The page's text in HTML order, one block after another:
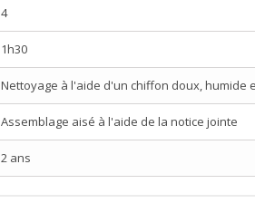
4
1h30
Nettoyage à l'aide d'un chiffon doux, humide
Assemblage aisé à l'aide de la notice jointe
2 ans